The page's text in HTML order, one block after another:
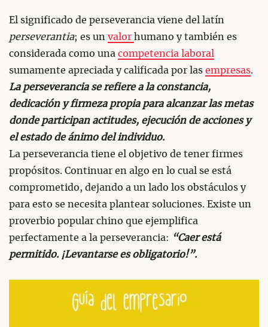
El significado de perseverancia viene del latín
perseverantia; es un valor humano y también es
considerada como una competencia laboral
sumamente apreciada y calificada por las empresas.
La perseverancia se refiere a la constancia,
dedicación y firmeza propia para alcanzar las metas
donde participan actitudes, ejecución de acciones y
el estado de ánimo del individuo.
La perseverancia tiene el objetivo de tener firmes
propósitos. Continuar en algo en lo cual se está
comprometido, dejando a un lado los obstáculos y
para esto se necesita plantear soluciones. Existe un
proverbio popular chino que ejemplifica
perfectamente a la perseverancia:
“Caer está
permitido. ¡Levantarse es obligatorio!”.